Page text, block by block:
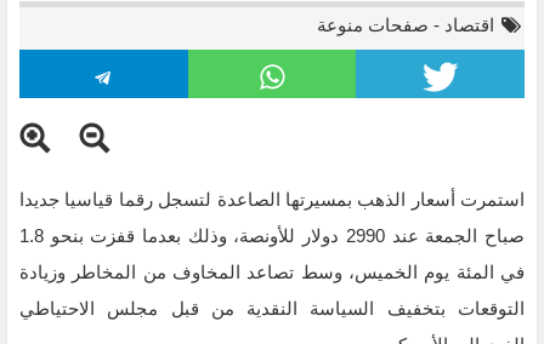
اقتصاد - صفحات منوعة
استمرت أسعار الذهب بمسيرتها الصاعدة لتسجل رقما قياسيا جديدا
صباح الجمعة عند 2990 دولار للأونصة، وذلك بعدما قفزت بنحو 1.8
في المئة يوم الخميس، وسط تصاعد المخاوف من المخاطر وزيادة
التوقعات بتخفيف السياسة النقدية من قبل مجلس الاحتياطي